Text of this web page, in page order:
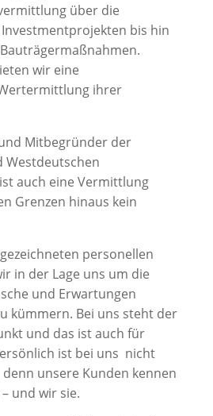
über die
bis hin
wir eine
ihrer
Mitbegründer der
Westdeutschen
auch eine Vermittlung
Grenzen hinaus kein
personellen
in der Lage uns um die
und Erwartungen
kümmern. Bei uns steht der
und das ist auch für
ist bei uns nicht
unsere Kunden kennen
und wir sie.